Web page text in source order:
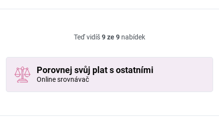
Teď vidíš9 ze 9 nabídek
Porovnej svůj plat s ostatními
Online srovnávač